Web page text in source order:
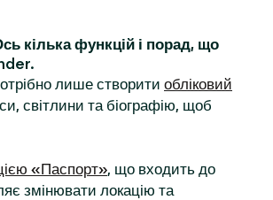
кілька функцій і порад, що
лише створити обліковий
світлини та біографію, щоб
«Паспорт», що входить до
змінювати локацію та